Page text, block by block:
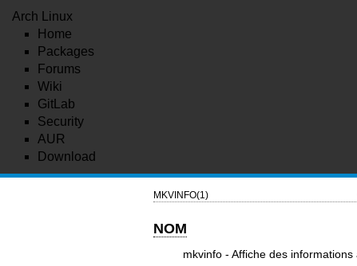
Arch Linux
Home
Packages
Forums
Wiki
GitLab
Security
AUR
Download
MKVINFO(1)
NOM
mkvinfo - Affiche des